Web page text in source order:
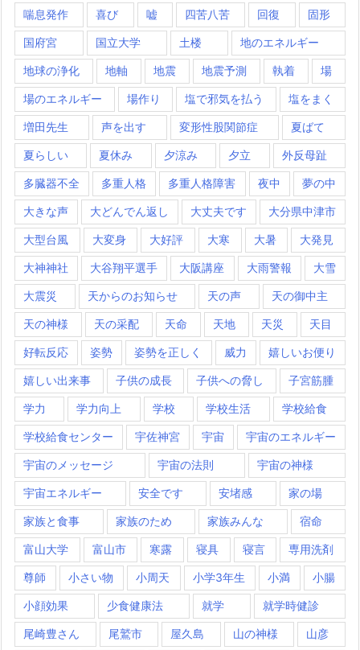
喘息発作 喜び 嘘 四苦八苦 回復 固形
国府宮 国立大学 土楼 地のエネルギー
地球の浄化 地軸 地震 地震予測 執着 場
場のエネルギー 場作り 塩で邪気を払う 塩をまく
増田先生 声を出す 変形性股関節症 夏ばて
夏らしい 夏休み 夕涼み 夕立 外反母趾
多臓器不全 多重人格 多重人格障害 夜中 夢の中
大きな声 大どんでん返し 大丈夫です 大分県中津市
大型台風 大変身 大好評 大寒 大暑 大発見
大神神社 大谷翔平選手 大阪講座 大雨警報 大雪
大震災 天からのお知らせ 天の声 天の御中主
天の神様 天の采配 天命 天地 天災 天目
好転反応 姿勢 姿勢を正しく 威力 嬉しいお便り
嬉しい出来事 子供の成長 子供への脅し 子宮筋腫
学力 学力向上 学校 学校生活 学校給食
学校給食センター 宇佐神宮 宇宙 宇宙のエネルギー
宇宙のメッセージ 宇宙の法則 宇宙の神様
宇宙エネルギー 安全です 安堵感 家の場
家族と食事 家族のため 家族みんな 宿命
富山大学 富山市 寒露 寝具 寝言 専用洗剤
尊師 小さい物 小周天 小学3年生 小満 小腸
小顔効果 少食健康法 就学 就学時健診
尾崎豊さん 尾鷲市 屋久島 山の神様 山彦